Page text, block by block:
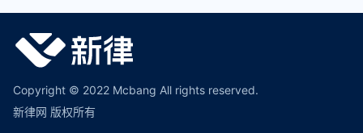
Copyright © 2022 Mcbang All rights reserved.
新律网 版权所有